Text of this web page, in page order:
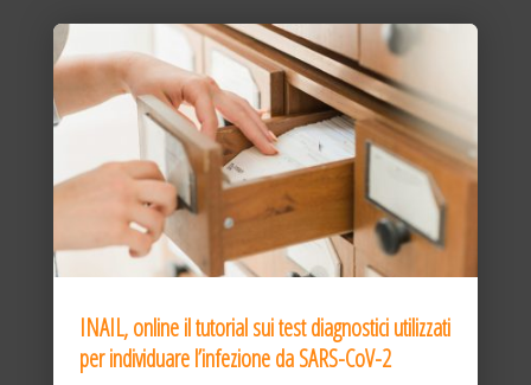
INAIL, online il tutorial sui test diagnostici utilizzati
per individuare l’infezione da SARS-CoV-2